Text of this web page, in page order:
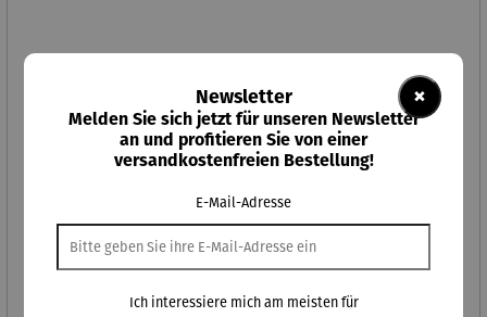
×
Newsletter
Melden Sie sich jetzt für unseren Newsletter
an und profitieren Sie von einer
versandkostenfreien Bestellung!
E-Mail-Adresse
Ich interessiere mich am meisten für